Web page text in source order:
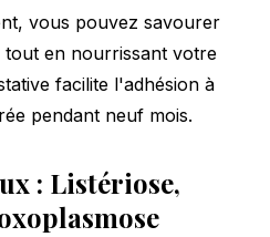
vous pouvez savourer
tout en nourrissant votre
facilite l'adhésion à
pendant neuf mois.
: Listériose,